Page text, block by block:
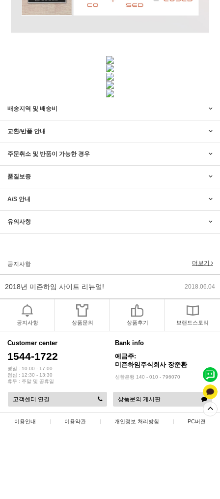
배송지역 및 배송비
교환/반품 안내
주문취소 및 반품이 가능한 경우
품질보증
A/S 안내
유의사항
공지사항 더보기
2017년 미즌하임 리뉴얼 2017.03.06
2018년 미즌하임 사이트 리뉴얼! 2018.06.04
2018년 야휴회 공지[상담/배송조..
2018년 모바일샵 리뉴얼 업데이.. 2018.04.10
2017년 미즌하임 리뉴얼
2019년 설 명절 배송지연 안내 2019.01.23
공지사항 상품문의 상품후기 브랜드스토리
Customer center
1544-1722
평일 : 10:00 - 17:00
점심 : 12:30 - 13:30
휴무 : 주말 및 공휴일
Bank info
예금주:
미즌하임주식회사 장준환
신한은행 140 - 010 - 796070
고객센터 연결 상품문의 게시판
이용안내 | 이용약관 | 개인정보 처리방침 | PC버젼